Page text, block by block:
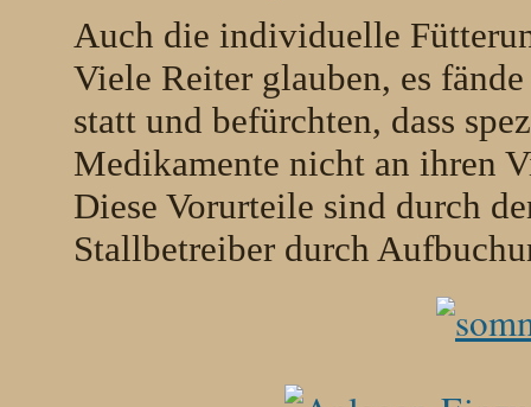
Auch die individuelle
Viele Reiter glauben, es
statt und befürchten, dass
Medikamente nicht an ihren
Diese Vorurteile sind durch
Stallbetreiber durch